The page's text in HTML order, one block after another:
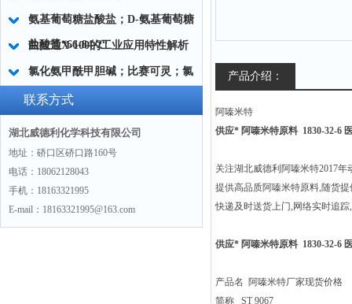
氨基葡萄糖盐酸盐；D-氨基葡萄糖
盐酸盐“66-84-2“
曲拉通X-100的工业应用特性解析
氯化氨甲酰甲胆碱；比赛可灵；氯
贝胆碱“590-63-6“
联系方式
湖北威德利化学科技有限公司
地址：硚口区硚口路160号
电话：18062128043
手机：18163321995
E-mail：18163321995@163.com
产品介绍：
阿嗪米特
供应* 阿嗪米特原料 1830-32-6
关注湖北威德利阿嗪米特2017年
提供高品质阿嗪米特原料,随货
快递及时送货上门,网络实时追
供应* 阿嗪米特原料 1830-32-6
产品名 阿嗪米特厂家现货价格
简称 ST 9067